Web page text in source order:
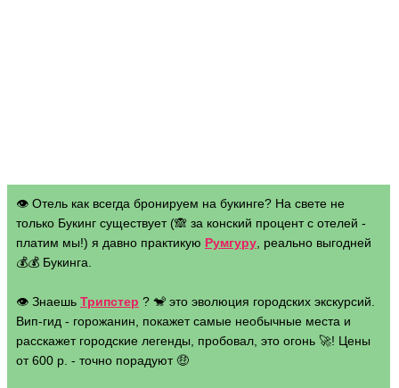
👁 Отель как всегда бронируем на букинге? На свете не
только Букинг существует (🙈 за конский процент с отелей -
платим мы!) я давно практикую Румгуру , реально выгодней
💰💰 Букинга.
👁 Знаешь Трипстер ? 🐒 это эволюция городских экскурсий.
Вип-гид - горожанин, покажет самые необычные места и
расскажет городские легенды, пробовал, это огонь 🚀! Цены
от 600 р. - точно порадуют 🤑